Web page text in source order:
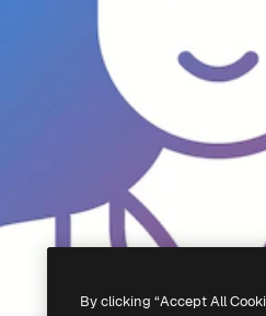
By clicking “Accept All